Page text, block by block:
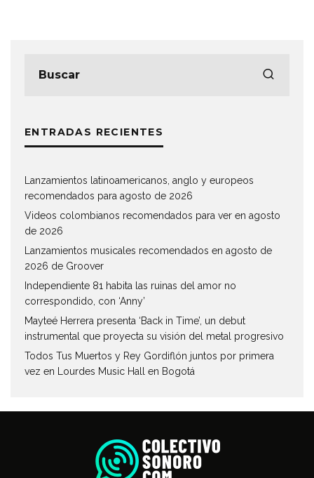
ENTRADAS RECIENTES
Lanzamientos latinoamericanos, anglo y europeos
recomendados para agosto de 2026
Videos colombianos recomendados para ver en agosto
de 2026
Lanzamientos musicales recomendados en agosto de
2026 de Groover
Independiente 81 habita las ruinas del amor no
correspondido, con ‘Anny’
Mayteé Herrera presenta ‘Back in Time’, un debut
instrumental que proyecta su visión del metal progresivo
Todos Tus Muertos y Rey Gordiflón juntos por primera
vez en Lourdes Music Hall en Bogotá